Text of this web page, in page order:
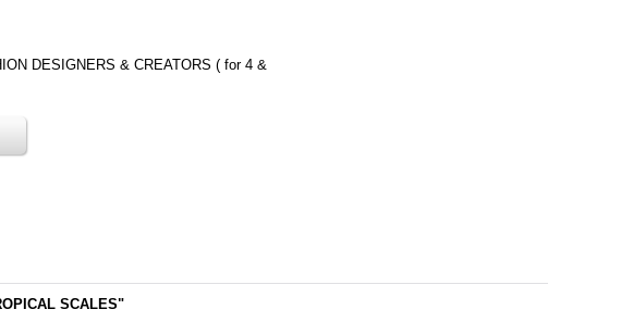
DESIGNERS & CREATORS ( for 4 &
SCALES"